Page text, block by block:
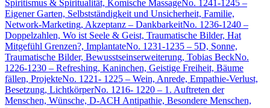
Spiritismus & Spiritualität, Komische MassageNo. 1241-1245 –
Eigener Garten, Selbstständigkeit und Unsicherheit, Familie,
Network-Marketing, Akzeptanz – DankbarkeitNo. 1236-1240 –
Doppelzahlen, Wo ist Seele & Geist, Traumatische Bilder, Hat
Mitgefühl Grenzen?, ImplantateNo. 1231-1235 – 5D, Sonne,
Traumatische Bilder, Bewusstseinserweiterung, Tobias BeckNo.
1226-1230 – Refreshing, Kaninchen, Geistige Freiheit, Bäume
fällen, ProjekteNo. 1221- 1225 – Wein, Anrede, Empathie-Verlust,
Besetzung, LichtkörperNo. 1216- 1220 – 1. Auftreten der
Menschen, Wünsche, D-ACH Antipathie, Besondere Menschen,